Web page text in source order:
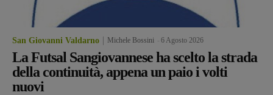
San Giovanni Valdarno Michele Bossini 6 Agosto 2026
La Futsal Sangiovannese ha scelto la strada
della continuità, appena un paio i volti
nuovi